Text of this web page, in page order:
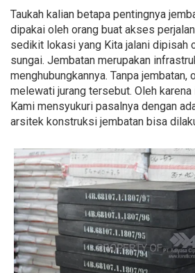
Taukah kalian betapa pentingnya
dipakai oleh orang buat akses
sedikit lokasi yang Kita jalani dipisah
sungai. Jembatan merupakan
menghubungkannya. Tanpa jembatan,
melewati jurang tersebut. Oleh
Kami mensyukuri pasalnya dengan
arsitek konstruksi jembatan bisa